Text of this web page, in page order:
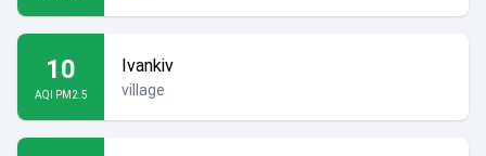
10
AQI PM2.5
Ivankiv
village